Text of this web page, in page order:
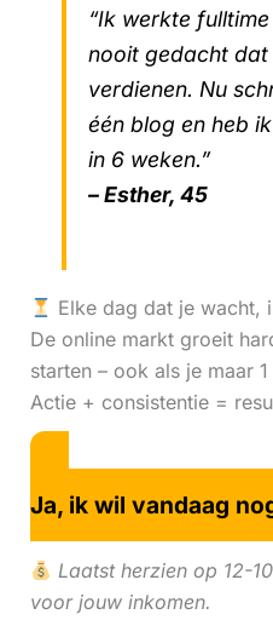
“Ik werkte
nooit gedacht dat
verdienen. Nu
één blog en heb
in 6 weken.”
– Esther, 45
Elke dag dat je wacht,
De online markt groeit
starten – ook als je maar
Actie + consistentie =
Ja, ik wil vandaag
Laatst herzien op 12-
voor jouw inkomen.